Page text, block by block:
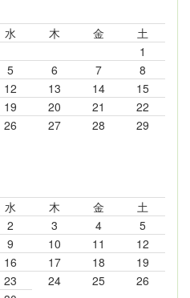
水 木 金
土
1
5 6 7
8
12 13 14
15
19 20 21
22
26 27 28
29
水 木 金
土
2 3 4
5
9 10 11
12
16 17 18
19
23 24 25
26